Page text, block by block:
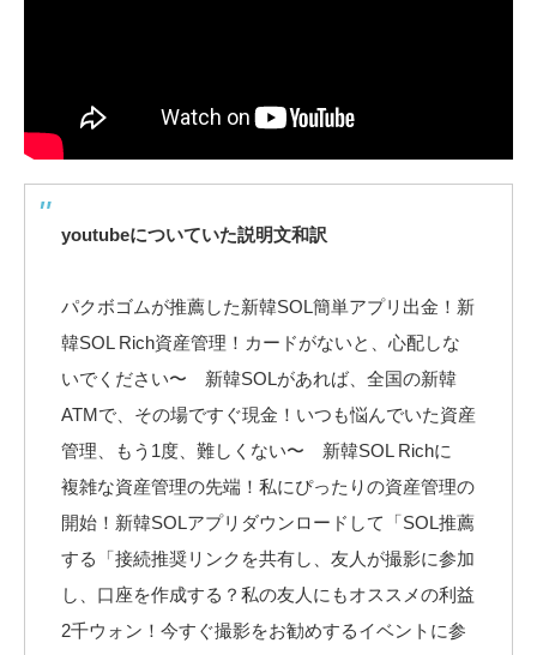
youtubeについていた説明文和訳
パクボゴムが推薦した新韓SOL簡単アプリ出金！新
韓SOL Rich資産管理！カードがないと、心配しな
いでください〜 新韓SOLがあれば、全国の新韓
ATMで、その場ですぐ現金！いつも悩んでいた資産
管理、もう1度、難しくない〜 新韓SOL Richに
複雑な資産管理の先端！私にぴったりの資産管理の
開始！新韓SOLアプリダウンロードして「SOL推薦
する「接続推奨リンクを共有し、友人が撮影に参加
し、口座を作成する？私の友人にもオススメの利益
2千ウォン！今すぐ撮影をお勧めするイベントに参